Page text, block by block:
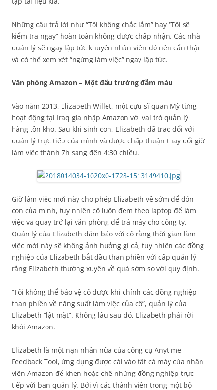
Những câu trả lời như “Tôi không chắc lắm” hay “Tôi sẽ
kiểm tra ngay” hoàn toàn không được chấp nhận. Các nhà
quản lý sẽ ngay lập tức khuyên nhân viên đó nên cẩn thận
và có thể xem xét “ngừng làm việc” ngay lập tức.
Văn phòng Amazon – Một đấu trường đẫm máu
Vào năm 2013, Elizabeth Willet, một cựu sĩ quan Mỹ từng
hoạt động tại Iraq gia nhập Amazon với vai trò quản lý
hàng tồn kho. Sau khi sinh con, Elizabeth đã trao đổi với
quản lý trực tiếp của mình và được chấp thuận thay đổi giờ
làm việc thành 7h sáng đến 4:30 chiều.
Giờ làm việc mới này cho phép Elizabeth về sớm để đón
con của mình, tuy nhiên cô luôn đem theo laptop để làm
việc và quay trở lại văn phòng để trả máy cho công ty.
Quản lý của Elizabeth đảm bảo với cô rằng thời gian làm
việc mới này sẽ không ảnh hưởng gì cả, tuy nhiên các đồng
nghiệp của Elizabeth bắt đầu than phiền với cấp quản lý
rằng Elizabeth thường xuyên về quá sớm so với quy định.
“Tôi không thể bảo vệ cô được khi chính các đồng nghiệp
than phiền về năng suất làm việc của cô”, quản lý của
Elizabeth “lật mặt”. Không lâu sau đó, Elizabeth phải rời
khỏi Amazon.
Elizabeth là một nạn nhân nữa của công cụ Anytime
Feedback Tool, ứng dụng được cài vào tất cả máy của nhân
viên Amazon để khen hoặc chê những đồng nghiệp trực
tiếp với ban quản lý. Bởi vì các thành viên trong một bộ